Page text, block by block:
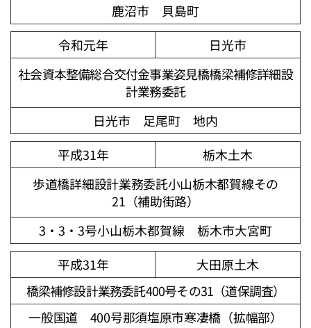
鹿沼市 貝島町
令和元年
日光市
社会資本整備総合交付金事業姿見橋橋梁補修詳細設
計業務委託
日光市 足尾町 地内
平成31年
栃木土木
歩道橋詳細設計業務委託小山栃木都賀線その
21（補助街路）
3・3・3号小山栃木都賀線 栃木市大宮町
平成31年
大田原土木
橋梁補修設計業務委託400号その31（道保調査）
一般国道 400号那須塩原市寒凄橋（拡幅部）